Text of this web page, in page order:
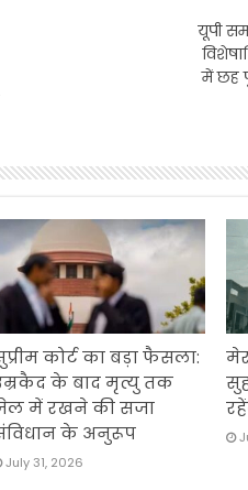
यूपी
में छह
कोर्ट का बड़ा फैसला:
के बाद मृत्यु तक
में रखने की सजा
के अनुरूप
July 31, 2026